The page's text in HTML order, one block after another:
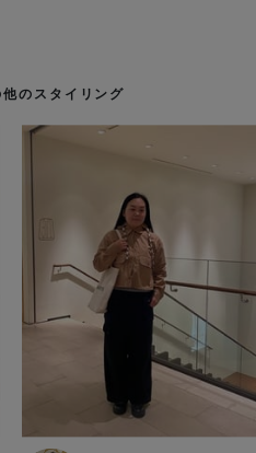
のスタイリング